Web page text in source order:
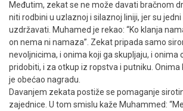
Međutim, zekat se ne može davati bračnom
niti rodbini u uzlaznoj i silaznoj liniji, jer su
uzdržavati. Muhamed je rekao: “Ko klanja
on nema ni namaza”. Zekat pripada samo
nevoljnicima, i onima koji ga skupljaju, i onima
pridobiti, i za otkup iz ropstva i putniku. Onima
je obećao nagradu.
Davanjem zekata postiže se pomaganje
zajednice. U tom smislu kaže Muhammed: